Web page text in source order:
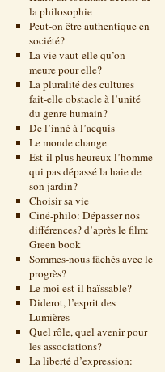
la philosophie
Peut-on être authentique en
société?
La vie vaut-elle qu’on
meure pour elle?
La pluralité des cultures
fait-elle obstacle à l’unité
du genre humain?
De l’inné à l’acquis
Le monde change
Est-il plus heureux l’homme
qui pas dépassé la haie de
son jardin?
Choisir sa vie
Ciné-philo: Dépasser nos
différences? d’après le film:
Green book
Sommes-nous fâchés avec le
progrès?
Le moi est-il haïssable?
Diderot, l’esprit des
Lumières
Quel rôle, quel avenir pour
les associations?
La liberté d’expression: